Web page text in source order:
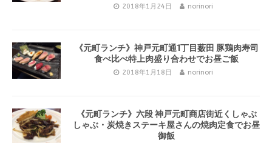
2018年1月24日 norinori
《元町ランチ》神戸元町通1丁目薮田 豚鶏肉寿司
食べ比べ特上肉盛り合わせでお昼ご飯
2018年1月18日 norinori
《元町ランチ》六段 神戸元町商店街近くしゃぶ
しゃぶ・炭焼きステーキ屋さんの焼肉定食でお昼
御飯